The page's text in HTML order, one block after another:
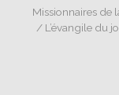
Missionnaires de
/ L’évangile du